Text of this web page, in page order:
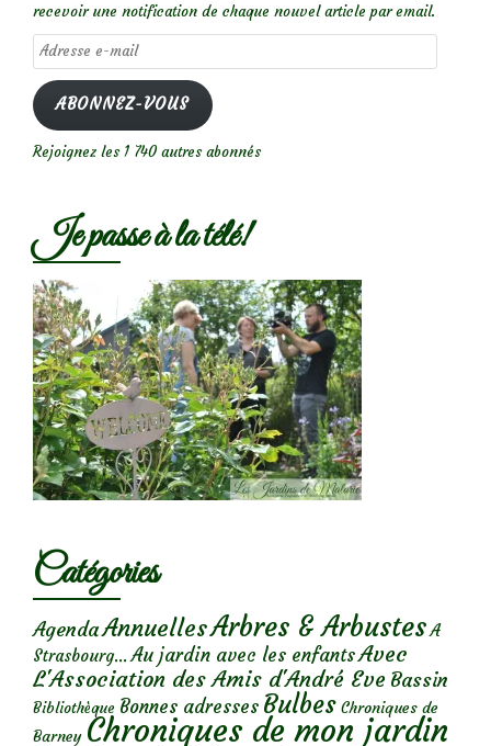
recevoir une notification de chaque nouvel article par email.
Adresse
e-
mail
ABONNEZ-VOUS
Rejoignez les 1 740 autres abonnés
Je passe à la télé!
Catégories
AgendaAnnuellesArbres & Arbustes A
Strasbourg... Au jardin avec les enfantsAvec
L'Association des Amis d'André Eve Bassin
Bibliothèque Bonnes adresses Bulbes Chroniques de
Barney Chroniques de mon jardin